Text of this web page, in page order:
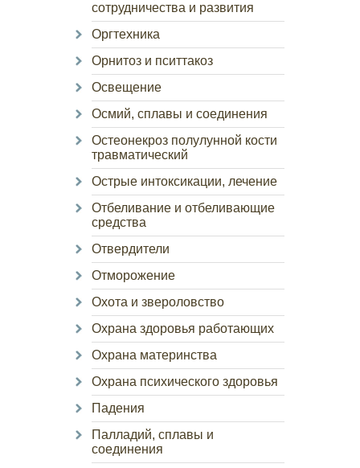
сотрудничества и развития
Оргтехника
Орнитоз и пситтакоз
Освещение
Осмий, сплавы и соединения
Остеонекроз полулунной кости
травматический
Острые интоксикации, лечение
Отбеливание и отбеливающие
средства
Отвердители
Отморожение
Охота и звероловство
Охрана здоровья работающих
Охрана материнства
Охрана психического здоровья
Падения
Палладий, сплавы и
соединения